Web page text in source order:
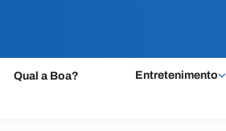
Qual a Boa? Entretenimento